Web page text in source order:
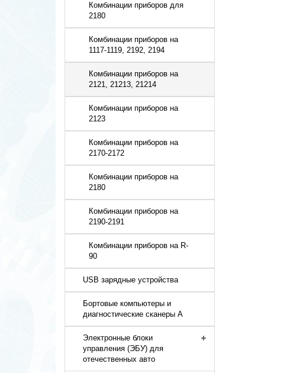
Комбинации приборов для
2180
Комбинации приборов на
1117-1119, 2192, 2194
Комбинации приборов на
2121, 21213, 21214
Комбинации приборов на
2123
Комбинации приборов на
2170-2172
Комбинации приборов на
2180
Комбинации приборов на
2190-2191
Комбинации приборов на R-
90
USB зарядные устройства
Бортовые компьютеры и
диагностические сканеры A
Электронные блоки
управления (ЭБУ) для
отечественных авто